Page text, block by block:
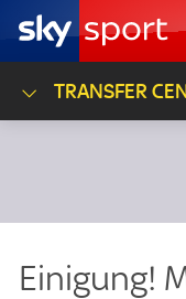
TRANSFER
Einigung!